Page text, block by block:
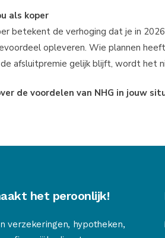
als koper
betekent de verhoging dat je in
opleveren. Wie plannen
afsluitpremie gelijk blijft, wordt het
de voordelen van NHG in jouw
het peroonlijk!
verzekeringen, hypotheken,